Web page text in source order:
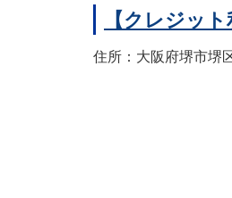
【クレジッ
住所：大阪府堺市堺